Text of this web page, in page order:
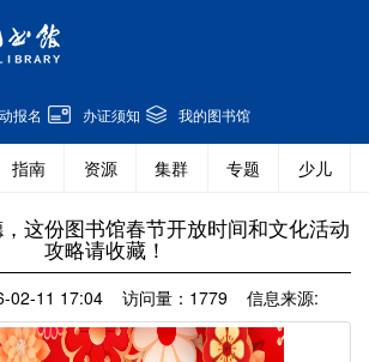
报名 办证须知 我的图书馆
指南 资源 集群 专题 少儿
这份图书馆春节开放时间和文化活动
攻略请收藏！
02-11 17:04 访问量：1779 信息来源: